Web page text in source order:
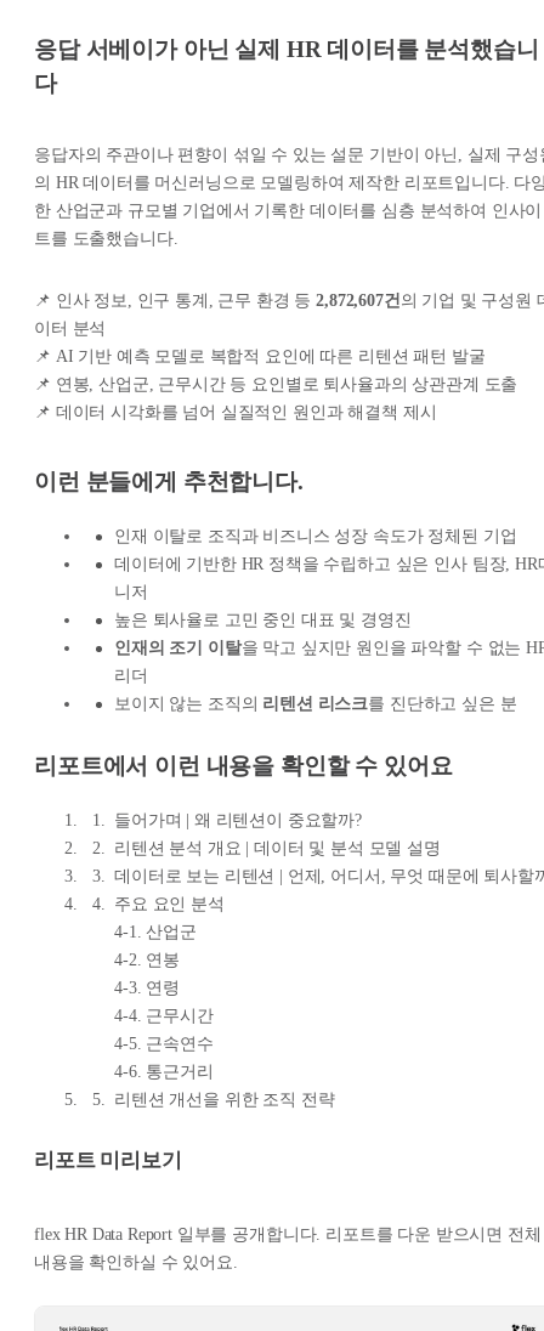
응답 서베이가 아닌 실제 HR 데이터를 분석했습니
다
응답자의 주관이나 편향이 섞일 수 있는 설문 기반이 아닌, 실제 구성
의 HR 데이터를 머신러닝으로 모델링하여 제작한 리포트입니다. 다
한 산업군과 규모별 기업에서 기록한 데이터를 심층 분석하여 인사이
트를 도출했습니다.
📌 인사 정보, 인구 통계, 근무 환경 등2,872,607건의 기업 및 구성원
이터 분석
📌 AI 기반 예측 모델로 복합적 요인에 따른 리텐션 패턴 발굴
📌 연봉, 산업군, 근무시간 등 요인별로 퇴사율과의 상관관계 도출
📌 데이터 시각화를 넘어 실질적인 원인과 해결책 제시
이런 분들에게 추천합니다.
인재 이탈로 조직과 비즈니스 성장 속도가 정체된 기업
데이터에 기반한 HR 정책을 수립하고 싶은 인사 팀장, HR
니저
높은 퇴사율로 고민 중인 대표 및 경영진
인재의 조기 이탈을 막고 싶지만 원인을 파악할 수 없는
리더
보이지 않는 조직의 리텐션 리스크를 진단하고 싶은 분
리포트에서 이런 내용을 확인할 수 있어요
들어가며 | 왜 리텐션이 중요할까?
리텐션 분석 개요 | 데이터 및 분석 모델 설명
데이터로 보는 리텐션 | 언제, 어디서, 무엇 때문에 퇴사할
주요 요인 분석
4-1. 산업군
4-2. 연봉
4-3. 연령
4-4. 근무시간
4-5. 근속연수
4-6. 통근거리
리텐션 개선을 위한 조직 전략
리포트 미리보기
flex HR Data Report 일부를 공개합니다. 리포트를 다운 받으시면 전체
내용을 확인하실 수 있어요.